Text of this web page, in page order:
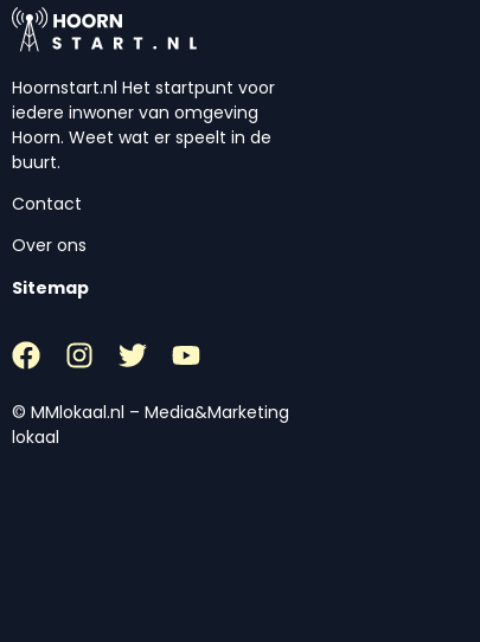
Hoornstart.nl Het startpunt voor
iedere inwoner van omgeving
Hoorn. Weet wat er speelt in de
buurt.
Contact
Over ons
Sitemap
© MMlokaal.nl – Media&Marketing
lokaal